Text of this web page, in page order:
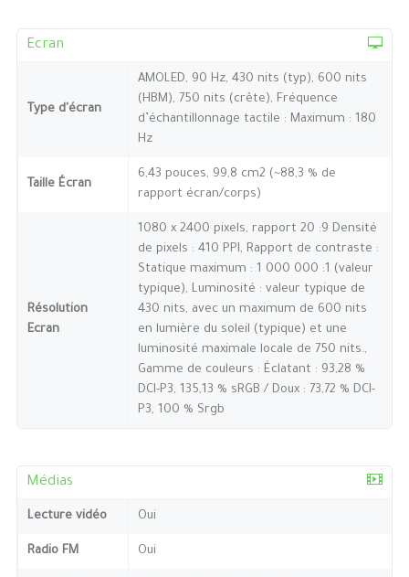
Ecran
Type d'écran
AMOLED, 90 Hz, 430 nits (typ), 600 nits
(HBM), 750 nits (crête), Fréquence
d’échantillonnage tactile : Maximum : 180
Hz
Taille Écran
6,43 pouces, 99,8 cm2 (~88,3 % de
rapport écran/corps)
Résolution
Ecran
1080 x 2400 pixels, rapport 20 :9 Densité
de pixels : 410 PPI, Rapport de contraste :
Statique maximum : 1 000 000 :1 (valeur
typique), Luminosité : valeur typique de
430 nits, avec un maximum de 600 nits
en lumière du soleil (typique) et une
luminosité maximale locale de 750 nits.,
Gamme de couleurs : Éclatant : 93,28 %
DCI-P3, 135,13 % sRGB / Doux : 73,72 % DCI-
P3, 100 % Srgb
Médias
Lecture vidéo Oui
Radio FM Oui